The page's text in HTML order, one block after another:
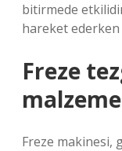
bitirmede
hareket ederken
Freze
Freze makinesi,